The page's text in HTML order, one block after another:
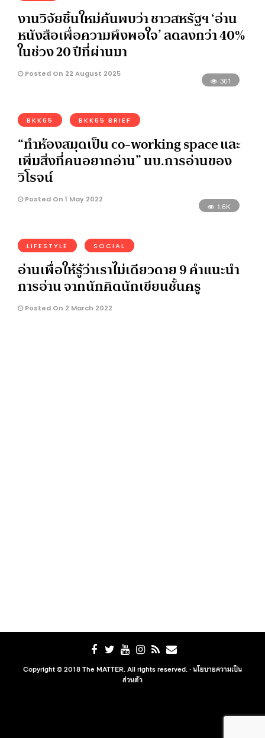
งานวิจัยชิ้นใหม่ค้นพบว่า ชาวสหรัฐฯ ‘อ่าน
หนังสือเพื่อความพึงพอใจ’ ลดลงกว่า 40%
ในช่วง 20 ปีที่ผ่านมา
Posted On 22 August 2025
361
BKK65 BKK65 BRIEF
“ทำห้องสมุดเป็น co-working space และ
เพิ่มสิ่งที่คนอยากอ่าน” นบ.การอ่านของ
วิโรจน์
Posted On 1 May 2022
1.6K
LIFESTYLE SOCIAL
อ่านเพื่อให้รู้ว่าเราไม่เดียวดาย 9 คำแนะนำ
การอ่าน จากนักคิดนักเขียนชั้นครู
Posted On 2 March 2022
Copyright © 2018 The MATTER. All rights reserved. ·นโยบายความเป็น
ส่วนตัว